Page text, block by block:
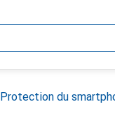
Protection du